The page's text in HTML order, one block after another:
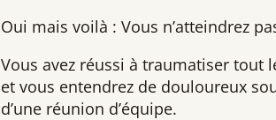
Oui mais voilà : Vous n’atteindrez
Vous avez réussi à traumatiser tout
et vous entendrez de douloureux
d’une réunion d’équipe.